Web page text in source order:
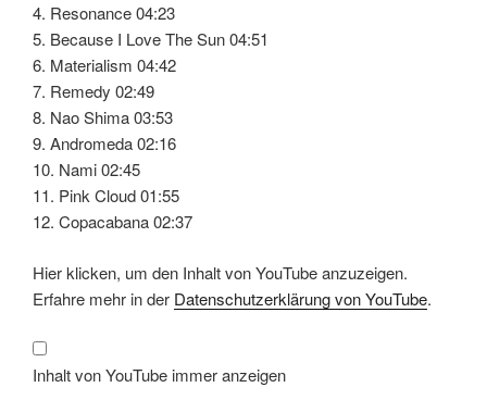
4. Resonance 04:23
5. Because I Love The Sun 04:51
6. Materialism 04:42
7. Remedy 02:49
8. Nao Shima 03:53
9. Andromeda 02:16
10. Nami 02:45
11. Pink Cloud 01:55
12. Copacabana 02:37
„Blue
In
Green
–
[Full
Album]“
von
YouTube
Hier klicken, um den Inhalt von YouTube anzuzeigen.
Erfahre mehr in der Datenschutzerklärung von YouTube.
Inhalt von YouTube immer anzeigen